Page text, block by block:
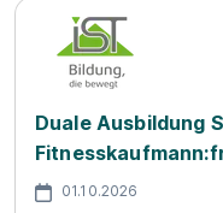
Duale Ausbildung
01.10.2026